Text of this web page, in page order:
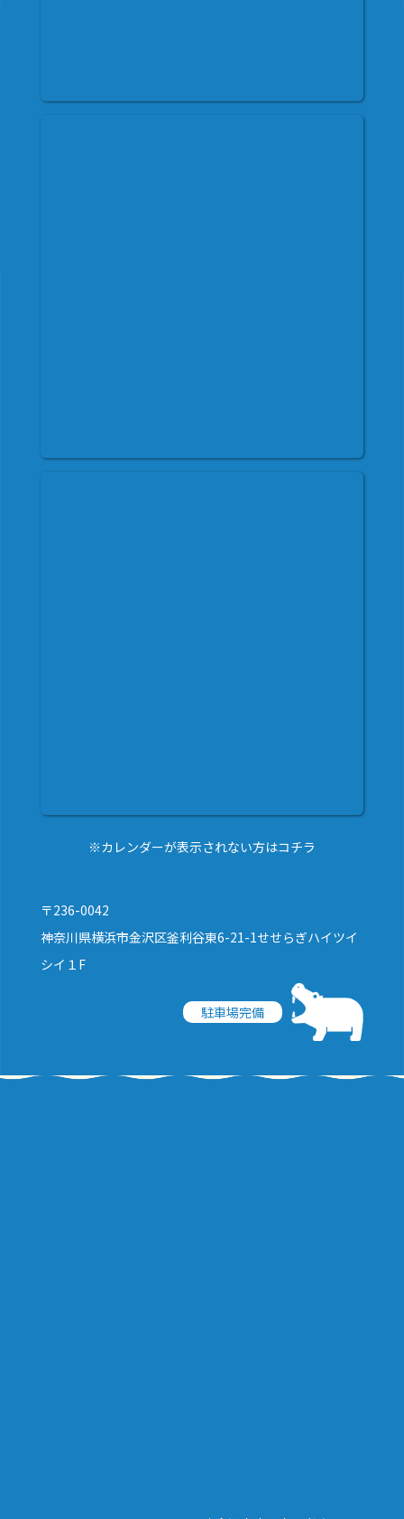
※カレンダーが表示されない方はコチラ
〒236-0042
神奈川県横浜市金沢区釜利谷東6-21-1せせらぎハイツイ
シイ１F
駐車場完備